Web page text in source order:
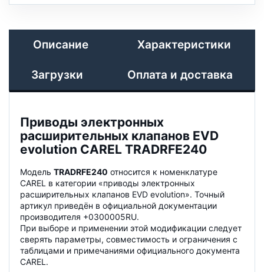
Описание Характеристики
Загрузки Оплата и доставка
Приводы электронных
расширительных клапанов EVD
evolution CAREL TRADRFE240
Модель TRADRFE240 относится к номенклатуре
CAREL в категории «приводы электронных
расширительных клапанов EVD evolution». Точный
артикул приведён в официальной документации
производителя +0300005RU.
При выборе и применении этой модификации следует
сверять параметры, совместимость и ограничения с
таблицами и примечаниями официального документа
CAREL.